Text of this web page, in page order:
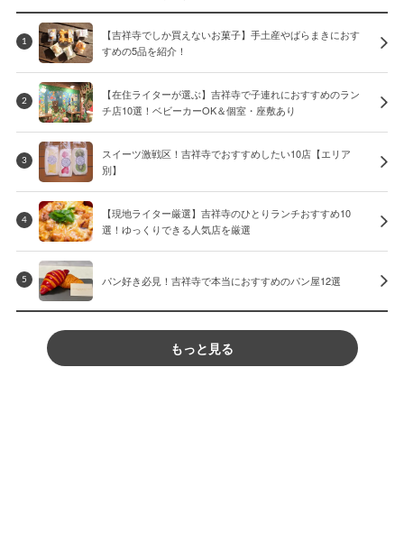
1
【吉祥寺でしか買えないお菓子】手土産やばらまきにおす
すめの5品を紹介！
2
【在住ライターが選ぶ】吉祥寺で子連れにおすすめのラン
チ店10選！ベビーカーOK＆個室・座敷あり
3
スイーツ激戦区！吉祥寺でおすすめしたい10店【エリア
別】
4
【現地ライター厳選】吉祥寺のひとりランチおすすめ10
選！ゆっくりできる人気店を厳選
5 パン好き必見！吉祥寺で本当におすすめのパン屋12選
もっと見る